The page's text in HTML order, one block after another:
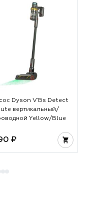
Dyson V15s Detect
вертикальный/
Yellow/Blue
₽